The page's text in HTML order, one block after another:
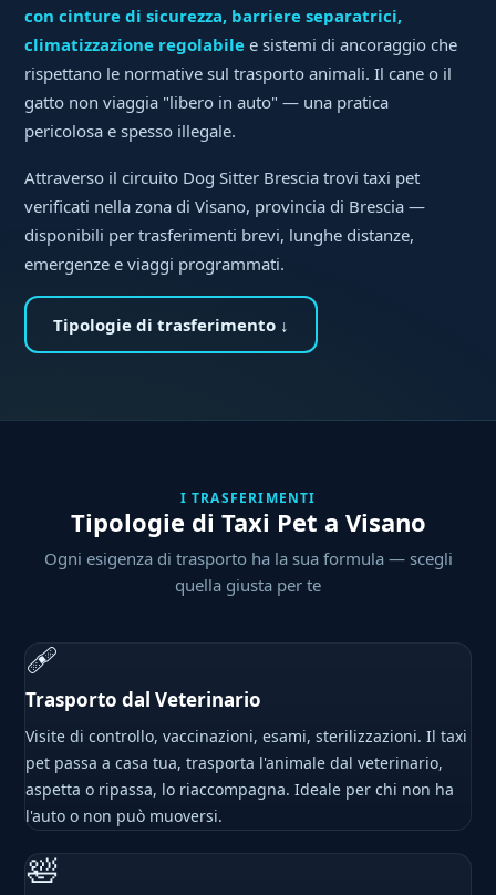
con cinture di sicurezza, barriere separatrici,
climatizzazione regolabile e sistemi di ancoraggio che
rispettano le normative sul trasporto animali. Il cane o il
gatto non viaggia "libero in auto" — una pratica
pericolosa e spesso illegale.
Attraverso il circuito Dog Sitter Brescia trovi taxi pet
verificati nella zona di Visano, provincia di Brescia —
disponibili per trasferimenti brevi, lunghe distanze,
emergenze e viaggi programmati.
Tipologie di trasferimento ↓
I TRASFERIMENTI
Tipologie di Taxi Pet a Visano
Ogni esigenza di trasporto ha la sua formula — scegli
quella giusta per te
🩹
Trasporto dal Veterinario
Visite di controllo, vaccinazioni, esami, sterilizzazioni. Il taxi
pet passa a casa tua, trasporta l'animale dal veterinario,
aspetta o ripassa, lo riaccompagna. Ideale per chi non ha
l'auto o non può muoversi.
🛀